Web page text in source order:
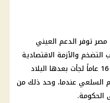
توفر الدعم العيني
والأزمة الاقتصادية
التي حدثت في بلاد فارس منذ 16 عاماً لجأت بعدها البلاد
السلعي عندما، وحد ذلك من
الحكومة.